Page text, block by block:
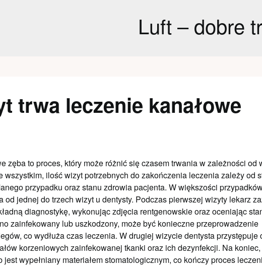
Luft – dobre
trwa leczenie kanałowe
zęba to proces, który może różnić się czasem trwania w zależności od
wszystkim, ilość wizyt potrzebnych do zakończenia leczenia zależy od
przypadku oraz stanu zdrowia pacjenta. W większości
od jednej do trzech wizyt u dentysty. Podczas pierwszej wizyty lekarz
diagnostykę, wykonując zdjęcia rentgenowskie oraz oceniając
zainfekowany lub uszkodzony, może być konieczne przeprowadzenie
co wydłuża czas leczenia. W drugiej wizycie dentysta przystępuje
korzeniowych zainfekowanej tkanki oraz ich dezynfekcji. Na
jest wypełniany materiałem stomatologicznym, co kończy proces